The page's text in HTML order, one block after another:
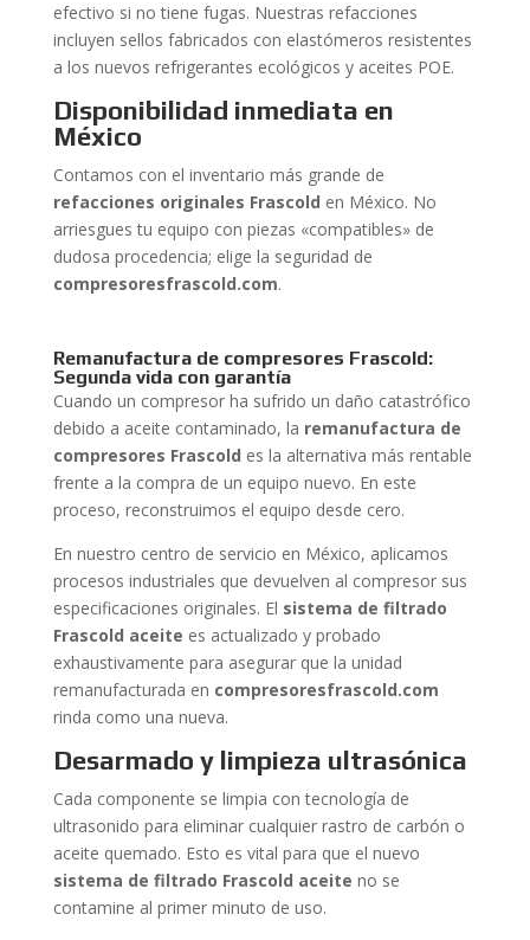
efectivo si no tiene fugas. Nuestras refacciones
incluyen sellos fabricados con elastómeros resistentes
a los nuevos refrigerantes ecológicos y aceites POE.
Disponibilidad inmediata en
México
Contamos con el inventario más grande de
refacciones originales Frascold en México. No
arriesgues tu equipo con piezas «compatibles» de
dudosa procedencia; elige la seguridad de
compresoresfrascold.com.
Remanufactura de compresores Frascold:
Segunda vida con garantía
Cuando un compresor ha sufrido un daño catastrófico
debido a aceite contaminado, la remanufactura de
compresores Frascold es la alternativa más rentable
frente a la compra de un equipo nuevo. En este
proceso, reconstruimos el equipo desde cero.
En nuestro centro de servicio en México, aplicamos
procesos industriales que devuelven al compresor sus
especificaciones originales. El sistema de filtrado
Frascold aceite es actualizado y probado
exhaustivamente para asegurar que la unidad
remanufacturada en compresoresfrascold.com
rinda como una nueva.
Desarmado y limpieza ultrasónica
Cada componente se limpia con tecnología de
ultrasonido para eliminar cualquier rastro de carbón o
aceite quemado. Esto es vital para que el nuevo
sistema de filtrado Frascold aceite no se
contamine al primer minuto de uso.